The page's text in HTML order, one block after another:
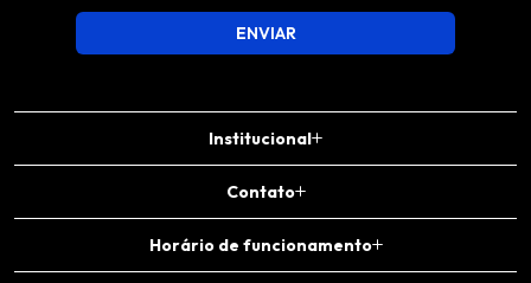
Institucional
Contato
Horário de funcionamento
ENVIAR